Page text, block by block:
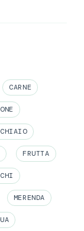
CARNE
FRUTTA
MERENDA